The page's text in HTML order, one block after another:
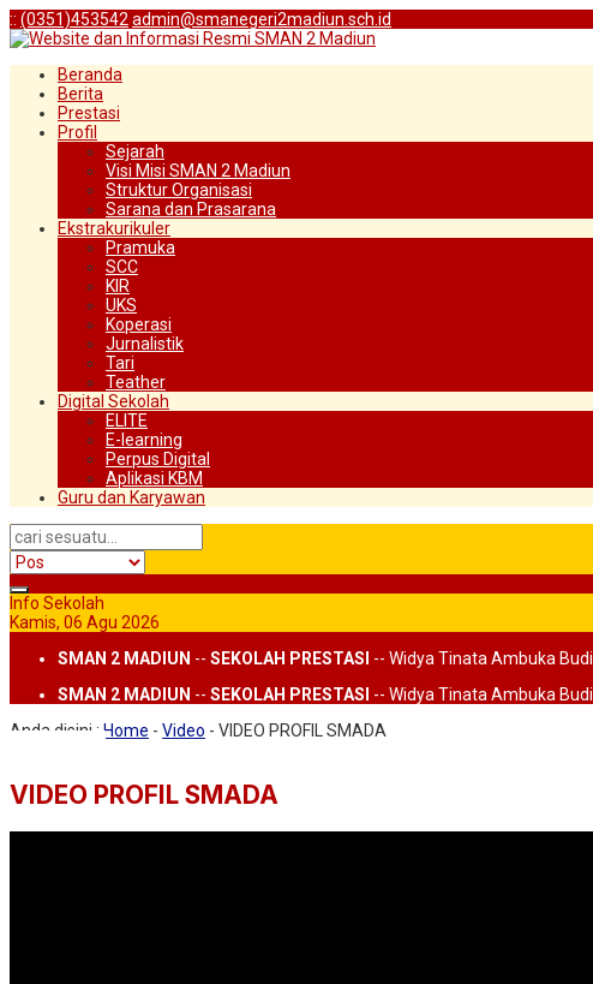
:: (0351)453542 admin@smanegeri2madiun.sch.id
Beranda
Berita
Prestasi
Profil
Sejarah
Visi Misi SMAN 2 Madiun
Struktur Organisasi
Sarana dan Prasarana
Ekstrakurikuler
Pramuka
SCC
KIR
UKS
Koperasi
Jurnalistik
Tari
Teather
Digital Sekolah
ELITE
E-learning
Perpus Digital
Aplikasi KBM
Guru dan Karyawan
Info Sekolah
Kamis, 06 Agu 2026
SMAN 2 MADIUN -- SEKOLAH PRESTASI -- Widya Tinata Ambuka Budi
SMAN 2 MADIUN -- SEKOLAH PRESTASI -- Widya Tinata Ambuka Budi
Anda disini : Home - Video - VIDEO PROFIL SMADA
VIDEO PROFIL SMADA